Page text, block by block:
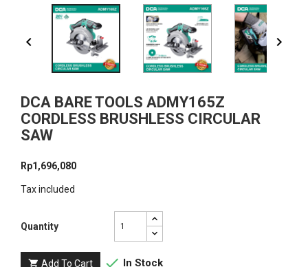
 
DCA BARE TOOLS ADMY165Z
CORDLESS BRUSHLESS CIRCULAR
SAW
Rp1,696,080
Tax included
Quantity
 Add To Cart  In Stock